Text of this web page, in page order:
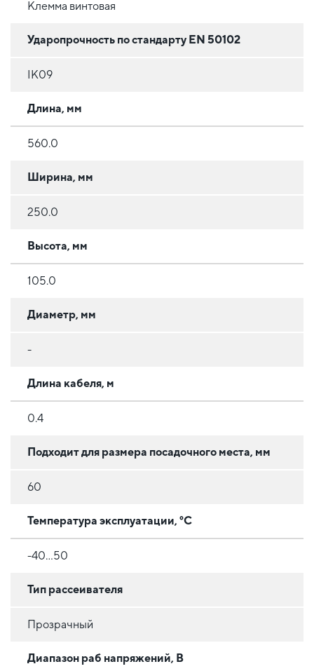
Клемма винтовая
Ударопрочность по стандарту EN 50102
IK09
Длина, мм
560.0
Ширина, мм
250.0
Высота, мм
105.0
Диаметр, мм
-
Длина кабеля, м
0.4
Подходит для размера посадочного места, мм
60
Температура эксплуатации, °C
-40...50
Тип рассеивателя
Прозрачный
Диапазон раб напряжений, В